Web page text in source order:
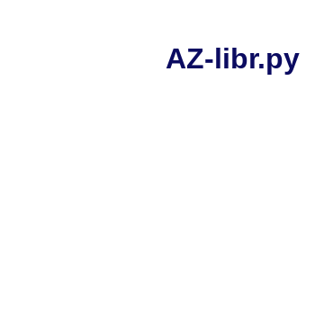
AZ-libr.ру